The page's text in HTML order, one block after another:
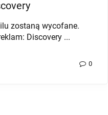
strona internetowa to
właściwie ...